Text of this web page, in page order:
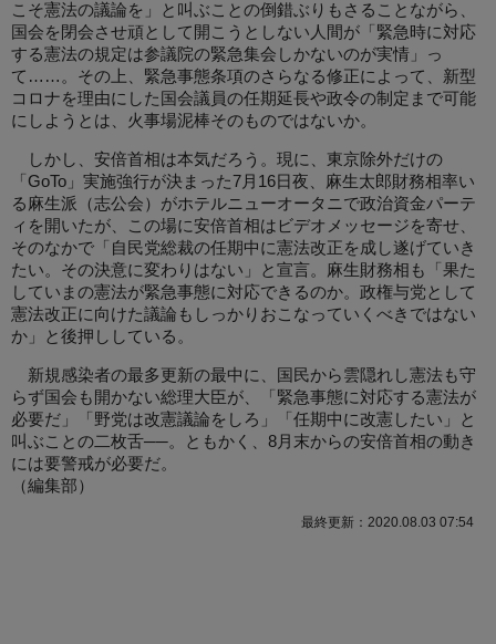
こそ憲法の議論を」と叫ぶことの倒錯ぶりもさることながら、
国会を閉会させ頑として開こうとしない人間が「緊急時に対応
する憲法の規定は参議院の緊急集会しかないのが実情」っ
て……。その上、緊急事態条項のさらなる修正によって、新型
コロナを理由にした国会議員の任期延長や政令の制定まで可能
にしようとは、火事場泥棒そのものではないか。
しかし、安倍首相は本気だろう。現に、東京除外だけの
「GoTo」実施強行が決まった7月16日夜、麻生太郎財務相率い
る麻生派（志公会）がホテルニューオータニで政治資金パーテ
ィを開いたが、この場に安倍首相はビデオメッセージを寄せ、
そのなかで「自民党総裁の任期中に憲法改正を成し遂げていき
たい。その決意に変わりはない」と宣言。麻生財務相も「果た
していまの憲法が緊急事態に対応できるのか。政権与党として
憲法改正に向けた議論もしっかりおこなっていくべきではない
か」と後押ししている。
新規感染者の最多更新の最中に、国民から雲隠れし憲法も守
らず国会も開かない総理大臣が、「緊急事態に対応する憲法が
必要だ」「野党は改憲議論をしろ」「任期中に改憲したい」と
叫ぶことの二枚舌──。ともかく、8月末からの安倍首相の動き
には要警戒が必要だ。
（編集部）
最終更新：2020.08.03 07:54